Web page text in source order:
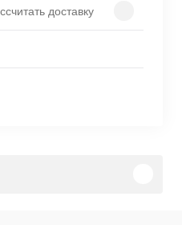
доставку